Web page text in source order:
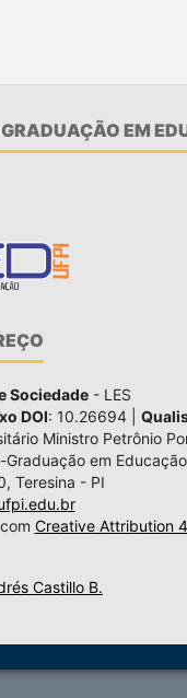
EM
Sociedade - LES
DOI: 10.26694 |
Ministro Petrônio
em
Teresina - PI
Creative Attribution
Castillo B.